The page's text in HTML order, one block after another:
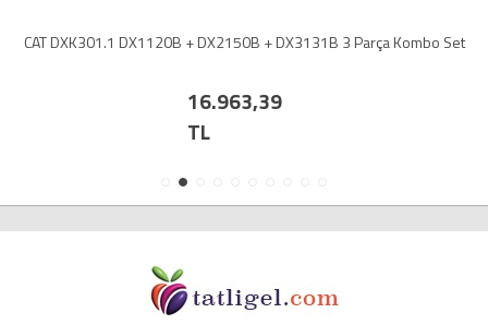
CAT DXK301.1 DX1120B + DX2150B + DX3131B 3 Parça Kombo Set
16.963,39
TL